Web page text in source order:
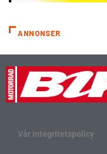
ANNONSER
Vår integritetspolicy